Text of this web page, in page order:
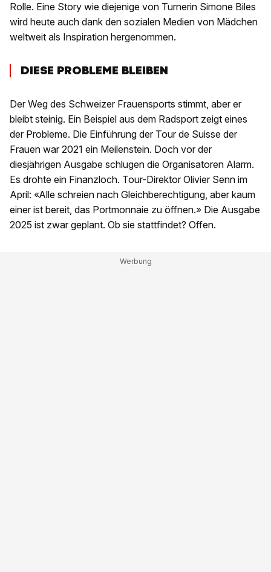
Rolle. Eine Story wie diejenige von Turnerin Simone Biles
wird heute auch dank den sozialen Medien von Mädchen
weltweit als Inspiration hergenommen.
DIESE PROBLEME BLEIBEN
Der Weg des Schweizer Frauensports stimmt, aber er
bleibt steinig. Ein Beispiel aus dem Radsport zeigt eines
der Probleme. Die Einführung der Tour de Suisse der
Frauen war 2021 ein Meilenstein. Doch vor der
diesjährigen Ausgabe schlugen die Organisatoren Alarm.
Es drohte ein Finanzloch. Tour-Direktor Olivier Senn im
April: «Alle schreien nach Gleichberechtigung, aber kaum
einer ist bereit, das Portmonnaie zu öffnen.» Die Ausgabe
2025 ist zwar geplant. Ob sie stattfindet? Offen.